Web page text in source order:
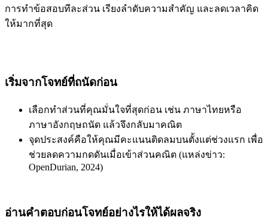
การทำข้อสอบทีละส่วน เรียงลำดับความสำคัญ และลดเวลาคิด
ให้มากที่สุด
เริ่มจากโจทย์ที่ถนัดก่อน
เลือกทำส่วนที่คุณมั่นใจที่สุดก่อน เช่น ภาษาไทยหรือ
ภาษาอังกฤษถนัด แล้วจึงกลับมาคณิต
จุดประสงค์คือให้คุณมีคะแนนติดลมบนตั้งแต่ช่วงแรก เพื่อ
ช่วยลดความกดดันเมื่อเข้าส่วนคณิต (แหล่งข่าว:
OpenDurian, 2024)
อ่านคำตอบก่อนโจทย์อย่างไรให้ได้ผลจริง